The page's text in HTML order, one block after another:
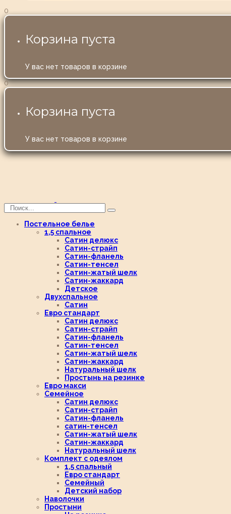
0
Корзина пуста
У вас нет товаров в корзине
0
Корзина пуста
У вас нет товаров в корзине
Постельное белье
1,5 спальное
Сатин делюкс
Сатин-страйп
Сатин-фланель
Сатин-тенсел
Сатин-жатый шелк
Сатин-жаккард
Детское
Двухспальное
Сатин
Евро стандарт
Сатин делюкс
Сатин-страйп
Сатин-фланель
Сатин-тенсел
Сатин-жатый шелк
Сатин-жаккард
Натуральный шелк
Простынь на резинке
Евро макси
Семейное
Сатин делюкс
Сатин-страйп
Сатин-фланель
сатин-тенсел
Сатин-жатый шелк
Сатин-жаккард
Натуральный шелк
Комплект с одеялом
1,5 спальный
Евро стандарт
Семейный
Детский набор
Наволочки
Простыни